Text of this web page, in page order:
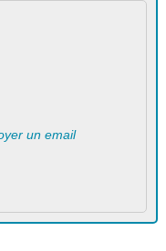
un email